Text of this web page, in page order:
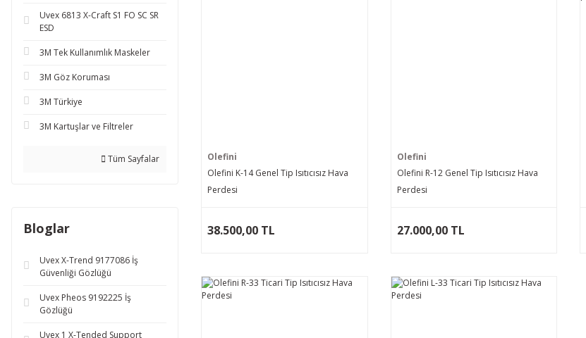
Uvex 6813 X-Craft S1 FO SC SR
ESD
3M Tek Kullanımlık Maskeler
3M Göz Koruması
3M Türkiye
3M Kartuşlar ve Filtreler
Tüm Sayfalar
Bloglar
Uvex X-Trend 9177086 İş
Güvenliği Gözlüğü
Uvex Pheos 9192225 İş
Gözlüğü
Uvex 1 X-Tended Support
Olefini
Olefini K-14 Genel Tip Isıtıcısız Hava
Perdesi
38.500,00 TL
Olefini
Olefini R-12 Genel Tip Isıtıcısız Hava
Perdesi
27.000,00 TL